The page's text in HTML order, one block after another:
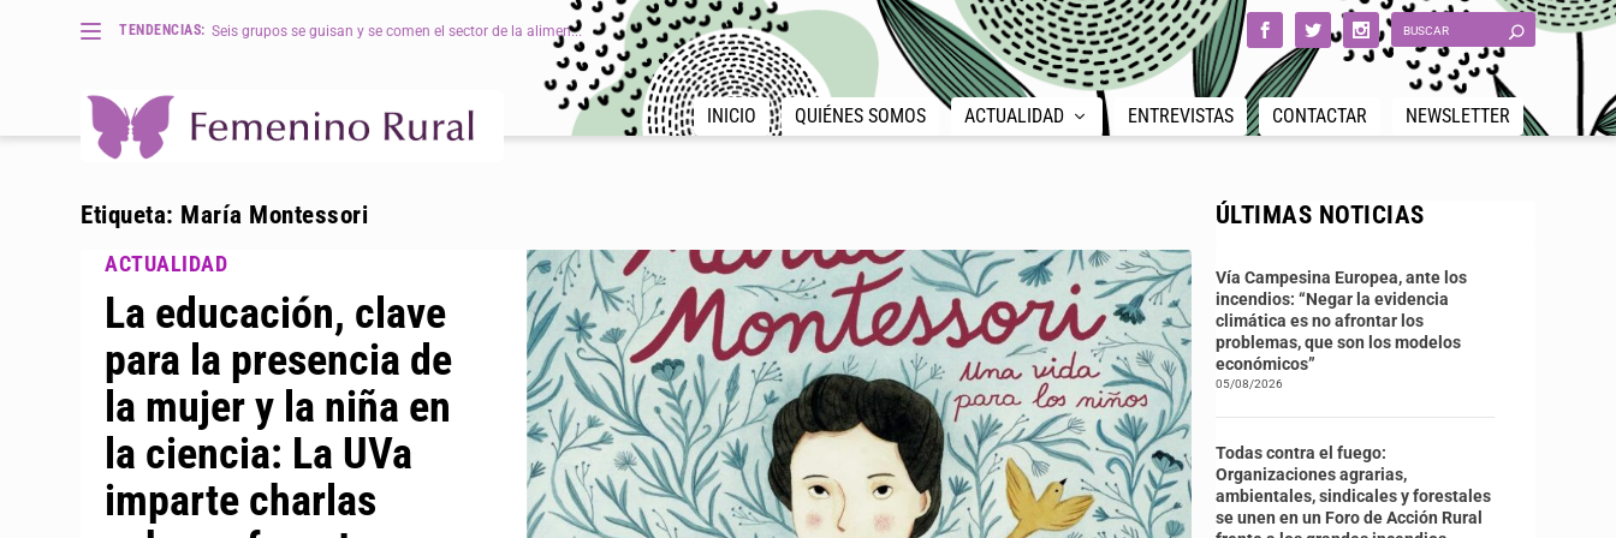
TENDENCIAS: Seis grupos se guisan y se comen el sector de la alimen...
INICIO QUIÉNES SOMOS ACTUALIDAD ENTREVISTAS CONTACTAR NEWSLETTER
Etiqueta: María Montessori
La educación, clave
para la presencia de
la mujer y la niña en
la ciencia: La UVa
imparte charlas
ÚLTIMAS NOTICIAS
Vía Campesina Europea, ante los
incendios: “Negar la evidencia
climática es no afrontar los
problemas, que son los modelos
económicos”
05/08/2026
Todas contra el fuego:
Organizaciones agrarias,
ambientales, sindicales y forestales
se unen en un Foro de Acción Rural